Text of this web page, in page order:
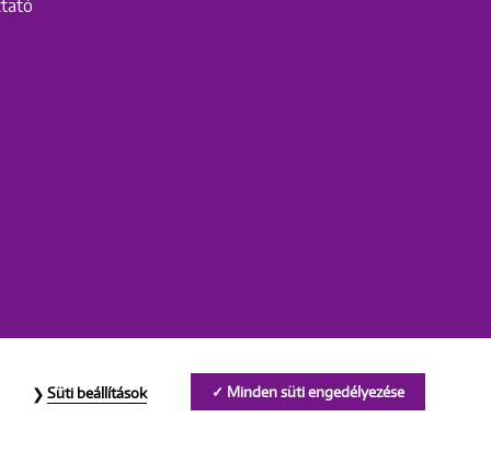
Minden süti engedélyezése
Süti beállítások